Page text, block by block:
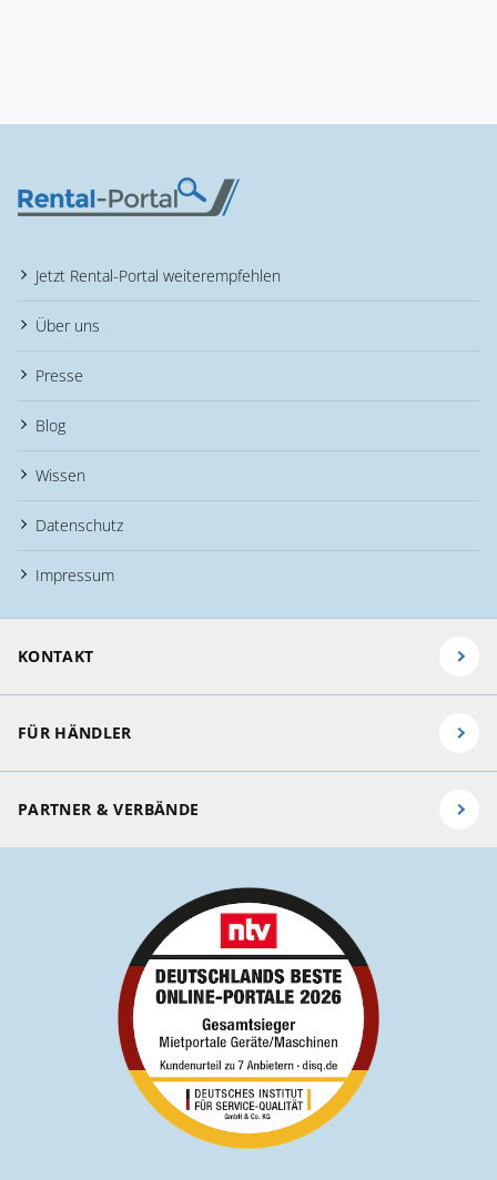
Jetzt Rental-Portal weiterempfehlen
Über uns
Presse
Blog
Wissen
Datenschutz
Impressum
KONTAKT
FÜR HÄNDLER
PARTNER & VERBÄNDE